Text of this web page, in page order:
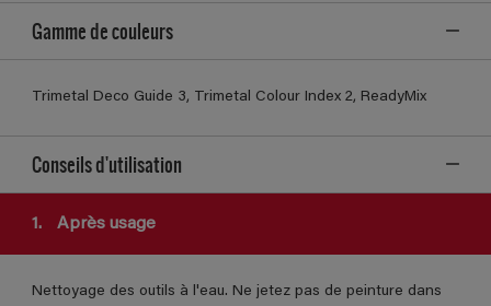
Gamme de couleurs
Trimetal Deco Guide 3, Trimetal Colour Index 2, ReadyMix
Conseils d'utilisation
1. Après usage
Nettoyage des outils à l'eau. Ne jetez pas de peinture dans